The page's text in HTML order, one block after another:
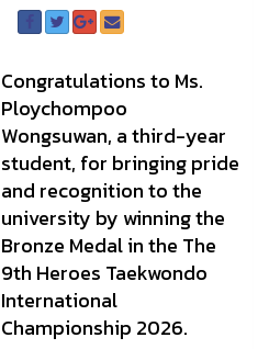
Congratulations to Ms.
Ploychompoo
Wongsuwan, a third-year
student, for bringing pride
and recognition to the
university by winning the
Bronze Medal in the The
9th Heroes Taekwondo
International
Championship 2026.